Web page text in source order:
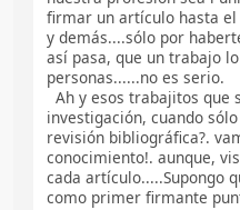
firmar un artículo hasta el
y demás....sólo por
así pasa, que un trabajo
personas......no es serio.
Ah y esos trabajitos que
investigación, cuando
revisión bibliográfica?.
conocimiento!. aunque,
cada artículo.....Supongo
como primer firmante